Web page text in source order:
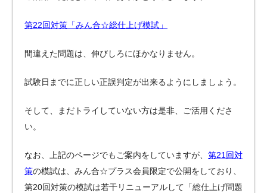
第22回対策「みん合☆総仕上げ模試」
間違えた問題は、伸びしろにほかなりません。
試験日までに正しい正誤判定が出来るようにしましょう。
そして、まだトライしていない方は是非、ご活用くださ
い。
なお、上記のページでもご案内をしていますが、 第21回対
策の模試は、みん合☆プラス会員限定で公開をしており、
第20回対策の模試は若干リニューアルして「総仕上げ問題